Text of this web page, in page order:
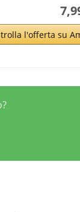
l'offerta su